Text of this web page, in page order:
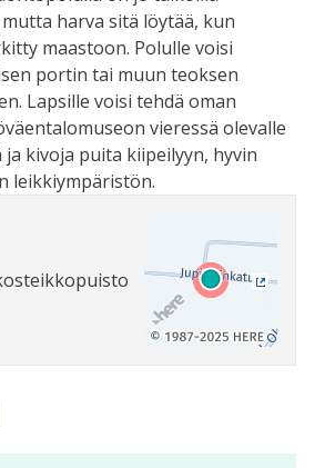
harva sitä löytää, kun
maastoon. Polulle voisi
portin tai muun teoksen
Lapsille voisi tehdä oman
vieressä olevalle
kivoja puita kiipeilyyn, hyvin
leikkiympäristön.
mukaan: Puistot ja luonto